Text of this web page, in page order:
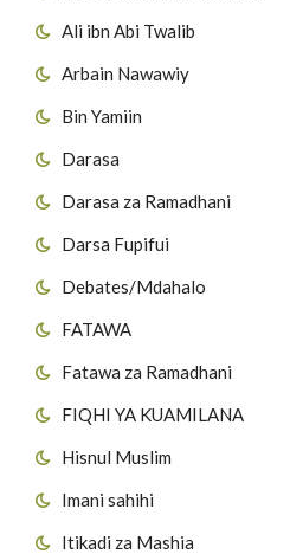
Ali ibn Abi Twalib
Arbain Nawawiy
Bin Yamiin
Darasa
Darasa za Ramadhani
Darsa Fupifui
Debates/Mdahalo
FATAWA
Fatawa za Ramadhani
FIQHI YA KUAMILANA
Hisnul Muslim
Imani sahihi
Itikadi za Mashia